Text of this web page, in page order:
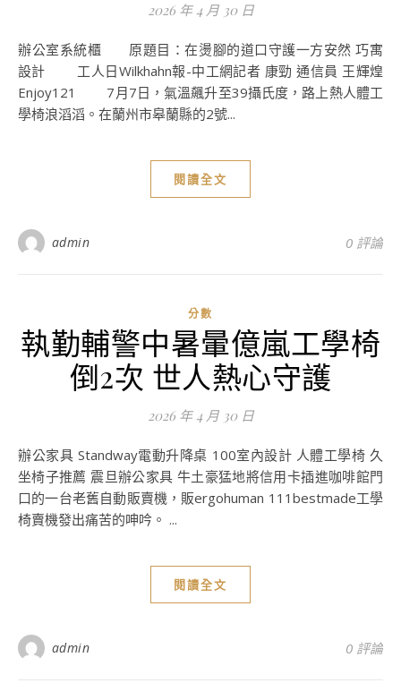
2026 年 4 月 30 日
辦公室系統櫃 原題目：在燙腳的道口守護一方安然 巧寓
設計 工人日Wilkhahn報-中工網記者 康勁 通信員 王輝煌
Enjoy121 7月7日，氣溫飆升至39攝氏度，路上熱人體工
學椅浪滔滔。在蘭州市皋蘭縣的2號...
閱讀全文
admin 0 評論
分數
執勤輔警中暑暈億嵐工學椅
倒2次 世人熱心守護
2026 年 4 月 30 日
辦公家具 Standway電動升降桌 100室內設計 人體工學椅 久
坐椅子推薦 震旦辦公家具 牛土豪猛地將信用卡插進咖啡館門
口的一台老舊自動販賣機，販ergohuman 111bestmade工學
椅賣機發出痛苦的呻吟。 ...
閱讀全文
admin 0 評論